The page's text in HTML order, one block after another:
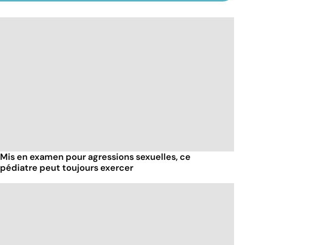
Mis en examen pour agressions sexuelles, ce
pédiatre peut toujours exercer